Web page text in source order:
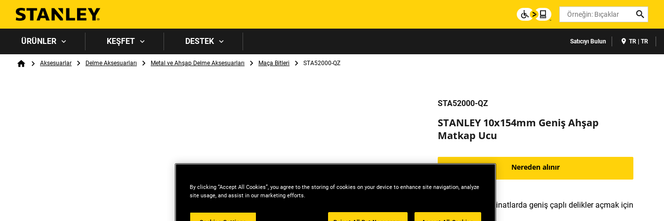
Search
ÜRÜNLER KEŞFET DESTEK Satıcıyı Bulun TR | TR
Breadcrumb
HomeAksesuarlar Delme Aksesuarları Metal ve Ahşap Delme Aksesuarları Maça Bitleri STA52000-QZ
STA52000-QZ
STANLEY 10x154mm Geniş Ahşap
Matkap Ucu
Nereden alınır
Ahşap ve laminatlarda geniş çaplı delikler açmak için
By clicking “Accept All Cookies”, you agree to the storing of cookies on your device to enhance site navigation, analyze
site usage, and assist in our marketing efforts.